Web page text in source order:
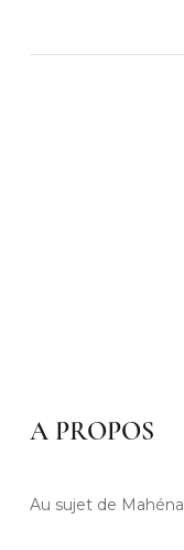
A PROPOS
Au sujet de Mahéna